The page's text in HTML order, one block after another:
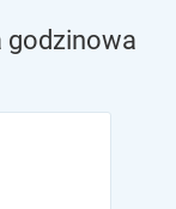
godzinowa